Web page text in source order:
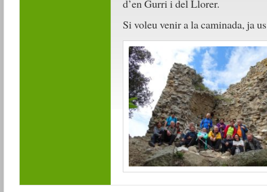
d’en Gurri i del Llorer.
Si voleu venir a la caminada, ja